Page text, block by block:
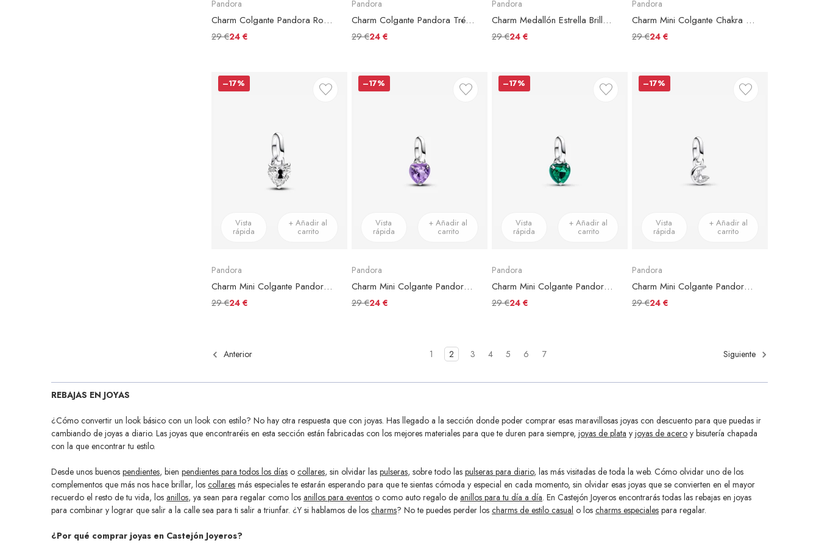
Pandora
Charm Colgante Pandora Rosa Floreciendo
29 €24 €
Pandora
Charm Colgante Pandora Trébol de Cuatro Hojas
29 €24 €
Pandora
Charm Medallón Estrella Brillante Pandora ME
29 €24 €
Pandora
Charm Mini Colgante Chakra Corazón Azul Pandora ME
29 €24 €
–17%
Vista
rápida
+ Añadir al
carrito
Pandora
Charm Mini Colgante Pandora ME Cerradura Corazón
29 €24 €
–17%
Vista
rápida
+ Añadir al
carrito
Pandora
Charm Mini Colgante Pandora ME Chakra Corazón Morado
29 €24 €
–17%
Vista
rápida
+ Añadir al
carrito
Pandora
Charm Mini Colgante Pandora ME Chakra Corazón Verde
29 €24 €
–17%
Vista
rápida
+ Añadir al
carrito
Pandora
Charm Mini Colgante Pandora ME Luna Brillante
29 €24 €
Anterior 1 2 3 4 5 6 7 Siguiente
REBAJAS EN JOYAS
¿Cómo convertir un look básico con un look con estilo? No hay otra respuesta que con joyas. Has llegado a la sección donde poder comprar esas maravillosas joyas con descuento para que puedas ir
cambiando de joyas a diario. Las joyas que encontraréis en esta sección están fabricadas con los mejores materiales para que te duren para siempre, joyas de plata y joyas de acero y bisutería chapada
con la que encontrar tu estilo.
Desde unos buenos pendientes, bien pendientes para todos los días o collares, sin olvidar las pulseras, sobre todo las pulseras para diario, las más visitadas de toda la web. Cómo olvidar uno de los
complementos que más nos hace brillar, los collares más especiales te estarán esperando para que te sientas cómoda y especial en cada momento, sin olvidar esas joyas que se convierten en el mayor
recuerdo el resto de tu vida, los anillos, ya sean para regalar como los anillos para eventos o como auto regalo de anillos para tu día a día. En Castejón Joyeros encontrarás todas las rebajas en joyas
para combinar y lograr que salir a la calle sea para ti salir a triunfar. ¿Y si hablamos de los charms? No te puedes perder los charms de estilo casual o los charms especiales para regalar.
¿Por qué comprar joyas en Castejón Joyeros?